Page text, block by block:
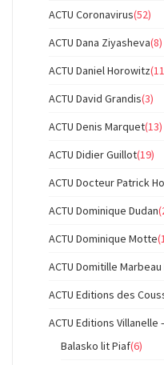
ACTU Coronavirus(52)
ACTU Dana Ziyasheva(8)
ACTU Daniel Horowitz
ACTU David Grandis(3)
ACTU Denis Marquet(13)
ACTU Didier Guillot(19)
ACTU Docteur Patrick
ACTU Dominique Dudan
ACTU Dominique Motte
ACTU Domitille
ACTU Editions des
ACTU Editions Villanelle
Balasko lit Piaf(6)